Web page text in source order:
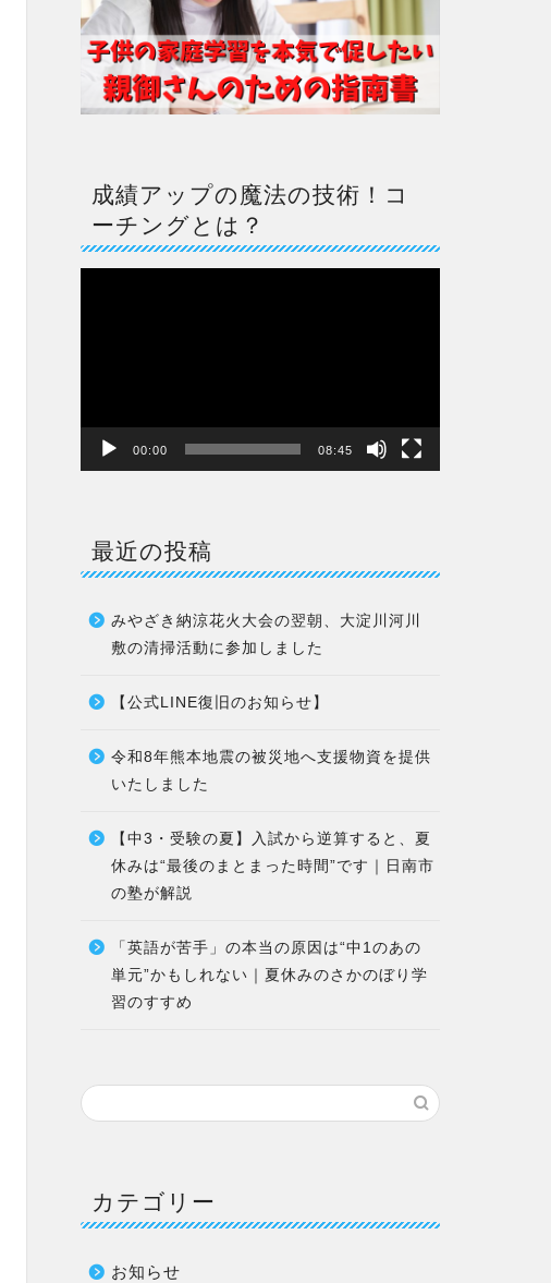
成績アップの魔法の技術！コ
ーチングとは？
00:00 08:45
最近の投稿
みやざき納涼花火大会の翌朝、大淀川河川
敷の清掃活動に参加しました
【公式LINE復旧のお知らせ】
令和8年熊本地震の被災地へ支援物資を提供
いたしました
【中3・受験の夏】入試から逆算すると、夏
休みは“最後のまとまった時間”です｜日南市
の塾が解説
「英語が苦手」の本当の原因は“中1のあの
単元”かもしれない｜夏休みのさかのぼり学
習のすすめ
カテゴリー
お知らせ